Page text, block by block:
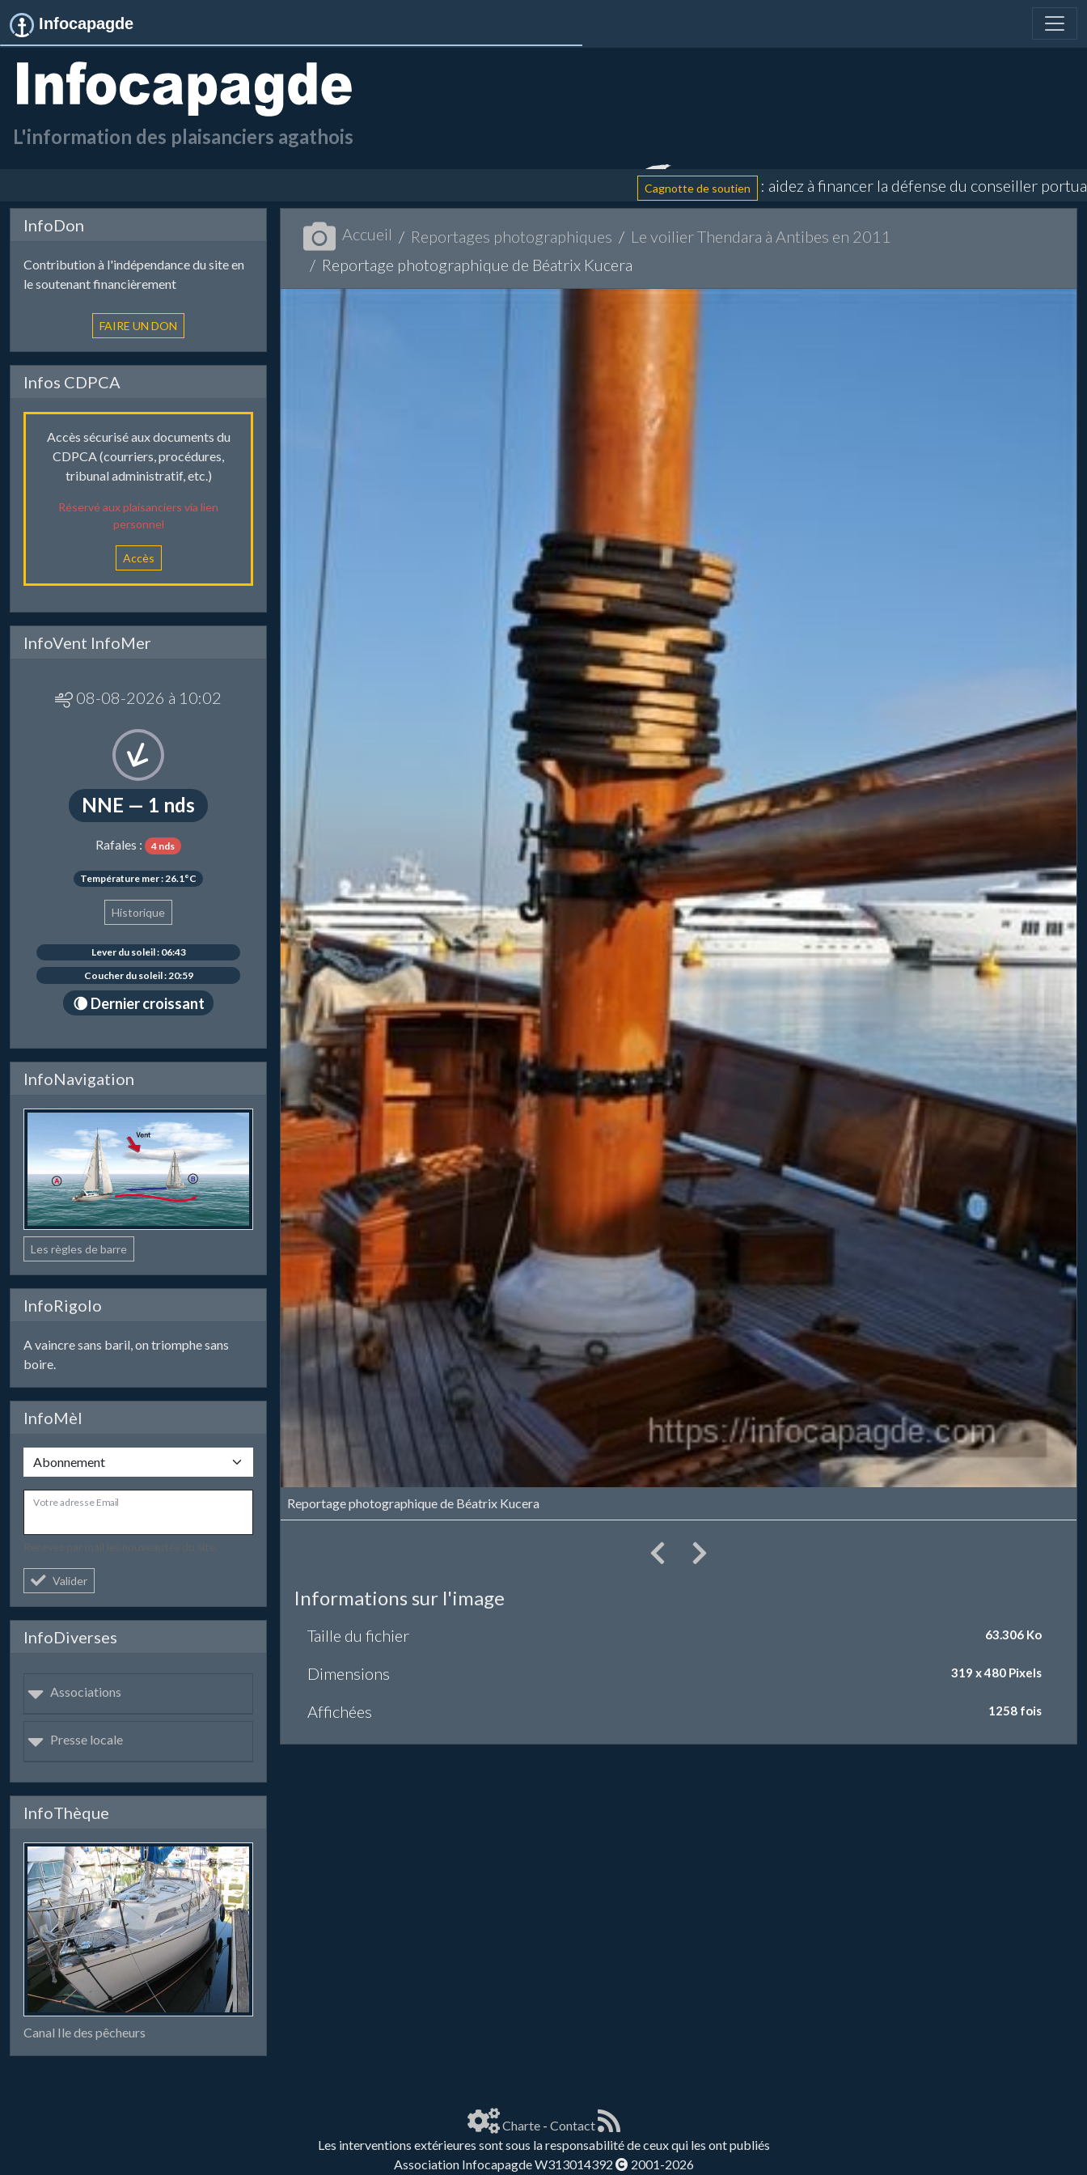
Infocapagde
L'information des plaisanciers agathois
Cagnotte de soutien : aidez à financer la défense du conseiller portuaire et
InfoDon
Contribution à l'indépendance du site en
le soutenant financièrement
Infos CDPCA
Accès sécurisé aux documents du
CDPCA (courriers, procédures,
tribunal administratif, etc.)
Réservé aux plaisanciers via lien
personnel
Accès
InfoVent InfoMer
08-08-2026 à 10:02
NNE — 1 nds
Rafales : 4 nds
Température mer : 26.1°C
Historique
Lever du soleil : 06:43
Coucher du soleil : 20:59
🌘 Dernier croissant
InfoNavigation
Les règles de barre
InfoRigolo
A vaincre sans baril, on triomphe sans
boire.
InfoMèl
Votre adresse Email
Valider
InfoDiverses
Associations
Presse locale
InfoThèque
Canal Ile des pêcheurs
Accueil Reportages photographiques
Le voilier Thendara à Antibes en 2011
Reportage photographique de Béatrix Kucera
Reportage photographique de Béatrix Kucera
Informations sur l'image
Taille du fichier 63.306 Ko
Dimensions 319 x 480 Pixels
Affichées 1258 fois
Charte- Contact
Les interventions extérieures sont sous la responsabilité de ceux qui les ont publiés
Association Infocapagde W313014392
2001-2026